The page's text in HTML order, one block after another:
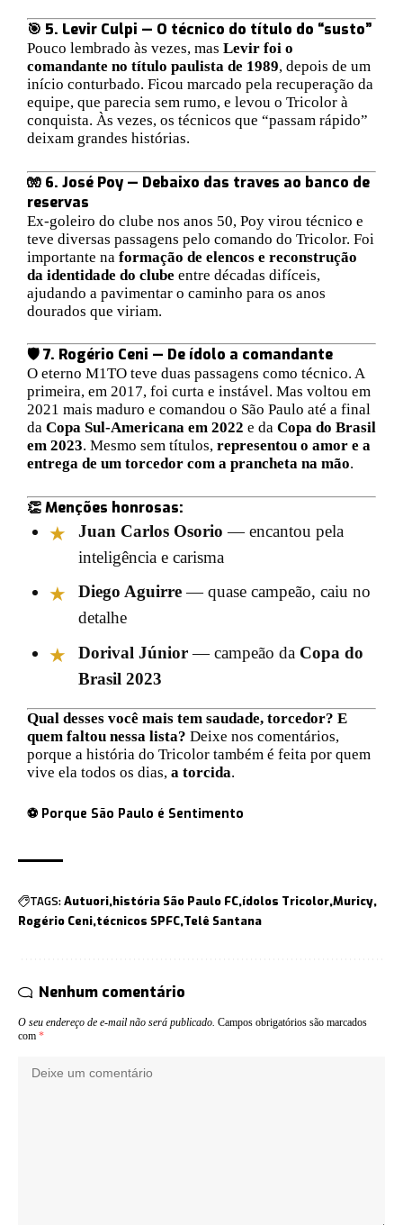
🎯 5. Levir Culpi — O técnico do título do “susto”
Pouco lembrado às vezes, mas Levir foi o
comandante no título paulista de 1989, depois de um
início conturbado. Ficou marcado pela recuperação da
equipe, que parecia sem rumo, e levou o Tricolor à
conquista. Às vezes, os técnicos que “passam rápido”
deixam grandes histórias.
🧤 6. José Poy — Debaixo das traves ao banco de
reservas
Ex-goleiro do clube nos anos 50, Poy virou técnico e
teve diversas passagens pelo comando do Tricolor. Foi
importante na formação de elencos e reconstrução
da identidade do clube entre décadas difíceis,
ajudando a pavimentar o caminho para os anos
dourados que viriam.
🛡️ 7. Rogério Ceni — De ídolo a comandante
O eterno M1TO teve duas passagens como técnico. A
primeira, em 2017, foi curta e instável. Mas voltou em
2021 mais maduro e comandou o São Paulo até a final
da Copa Sul-Americana em 2022 e da Copa do Brasil
em 2023. Mesmo sem títulos, representou o amor e a
entrega de um torcedor com a prancheta na mão.
👏 Menções honrosas:
Juan Carlos Osorio — encantou pela
inteligência e carisma
Diego Aguirre— quase campeão, caiu no
detalhe
Dorival Júnior— campeão da Copa do
Brasil 2023
Qual desses você mais tem saudade, torcedor? E
quem faltou nessa lista? Deixe nos comentários,
porque a história do Tricolor também é feita por quem
vive ela todos os dias, a torcida.
⚽ Porque São Paulo é Sentimento
TAGS:Autuori história São Paulo FC ídolos Tricolor Muricy
Rogério Ceni técnicos SPFC Telê Santana
Nenhum comentário
O seu endereço de e-mail não será publicado. Campos obrigatórios são marcados
com *